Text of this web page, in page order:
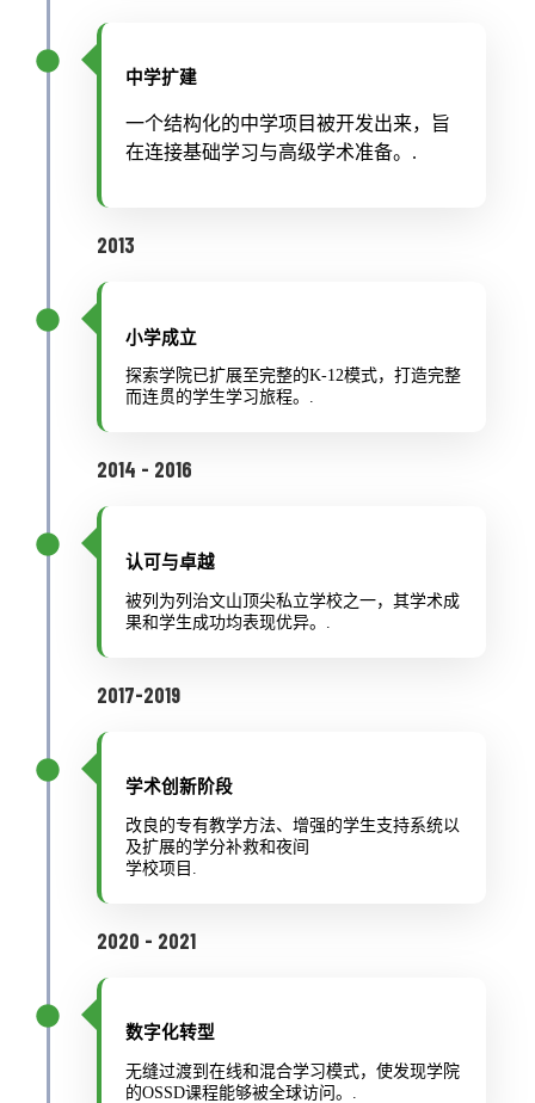
中学扩建
一个结构化的中学项目被开发出来，旨
在连接基础学习与高级学术准备。.
2013
小学成立
探索学院已扩展至完整的K-12模式，打造完整
而连贯的学生学习旅程。.
2014 - 2016
认可与卓越
被列为列治文山顶尖私立学校之一，其学术成
果和学生成功均表现优异。.
2017-2019
学术创新阶段
改良的专有教学方法、增强的学生支持系统以
及扩展的学分补救和夜间
学校项目.
2020 - 2021
数字化转型
无缝过渡到在线和混合学习模式，使发现学院
的OSSD课程能够被全球访问。.